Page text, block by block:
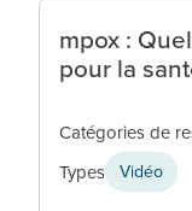
mpox :
pour la
Catégories de
Types Vidéo